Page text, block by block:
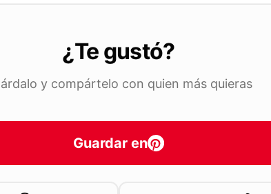
¿Te gustó?
y compártelo con quien más quieras
Guardar en